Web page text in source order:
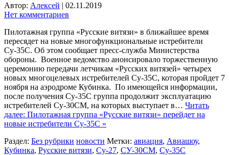
Автор: Алексей | 02.11.2019
Нет комментариев
Пилотажная группа «Русские витязи» в ближайшее время
пересядет на новые многофункциональные истребители
Су-35С. Об этом сообщает пресс-служба Министерства
обороны. Военное ведомство анонсировало торжественную
церемонию передачи летчикам «Русских витязей» четырех
новых многоцелевых истребителей Су-35С, которая пройдет 7
ноября на аэродроме Кубинка. По имеющейся информации,
после получения Су-35С группа продолжит эксплуатацию
истребителей Су-30СМ, на которых выступает в… Читать
далее: Пилотажная группа «Русские витязи» перейдет на
новые истребители Су-35С »
Раздел: Без рубрики новости Метки: авиация, Авиашоу,
Кубинка, Русские витязи, Су-27, СУ-30СМ, Су-35С